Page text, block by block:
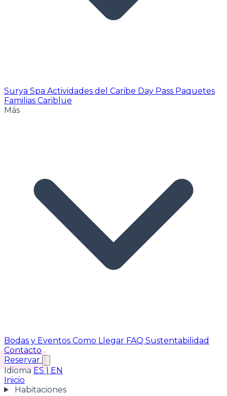
Surya Spa Actividades del Caribe Day Pass Paquetes
Familias Cariblue
Más
Bodas y Eventos Como Llegar FAQ Sustentabilidad
Contacto
Reservar
Idioma ES
EN
Inicio
Habitaciones